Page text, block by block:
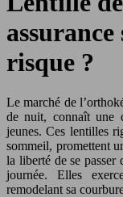
risque ?
Le marché de l’orthokératologie, plus communément appelé lentilles
de nuit, connaît une
jeunes. Ces lentilles
sommeil, promettent
la liberté de se passer
journée. Elles
remodelant sa